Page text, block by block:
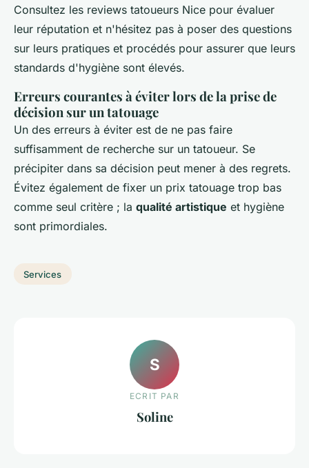
Consultez les reviews tatoueurs Nice pour évaluer
leur réputation et n'hésitez pas à poser des questions
sur leurs pratiques et procédés pour assurer que leurs
standards d'hygiène sont élevés.
Erreurs courantes à éviter lors de la prise de
décision sur un tatouage
Un des erreurs à éviter est de ne pas faire
suffisamment de recherche sur un tatoueur. Se
précipiter dans sa décision peut mener à des regrets.
Évitez également de fixer un prix tatouage trop bas
comme seul critère ; la qualité artistique et hygiène
sont primordiales.
Services
S
ECRIT PAR
Soline